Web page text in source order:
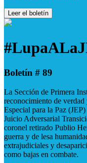
Leer el boletín
Boletín # 89
La Sección de Primera
reconocimiento de
Especial para la Paz
Juicio Adversarial
coronel retirado Publio
guerra y de lesa
extrajudiciales y
como bajas en combate.